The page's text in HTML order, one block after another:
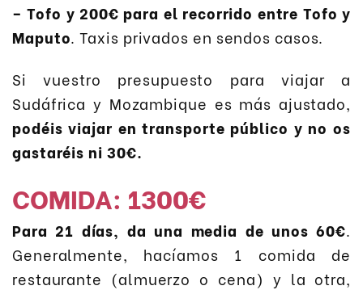
– Tofo y 200€ para el recorrido entre Tofo y
Maputo. Taxis privados en sendos casos.
Si vuestro presupuesto para viajar a
Sudáfrica y Mozambique es más ajustado,
podéis viajar en transporte público y no os
gastaréis ni 30€.
COMIDA: 1300€
Para 21 días, da una media de unos 60€.
Generalmente, hacíamos 1 comida de
restaurante (almuerzo o cena) y la otra,